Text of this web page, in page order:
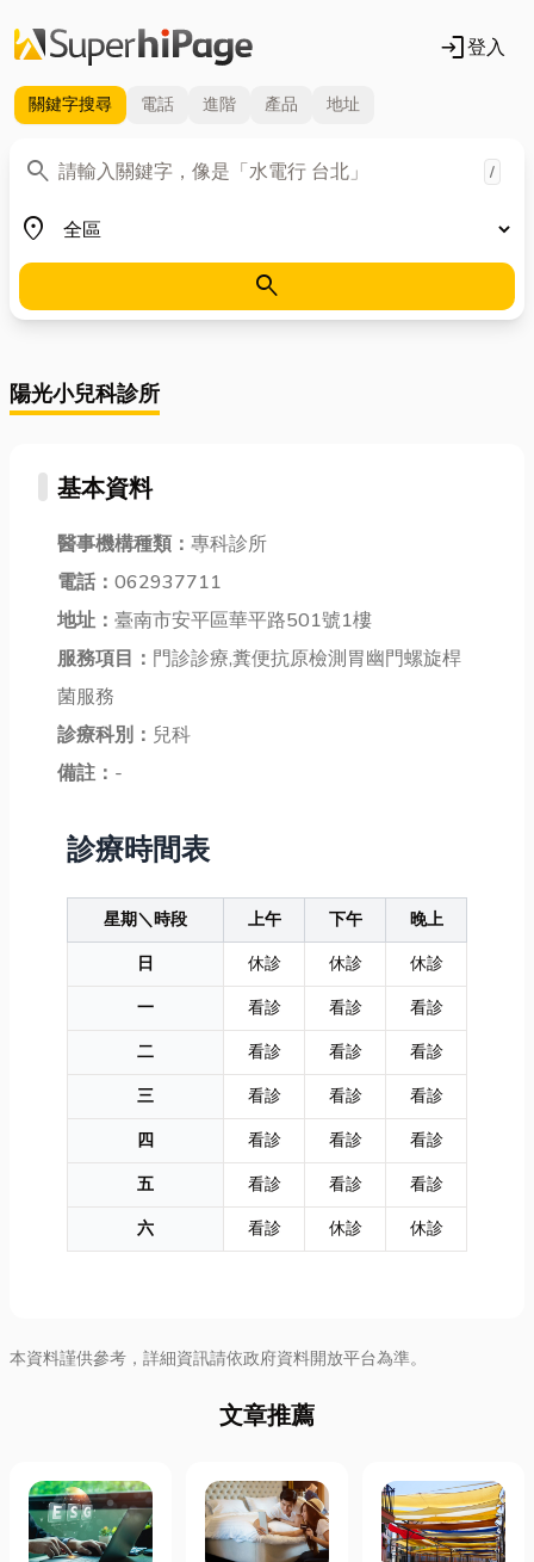
login登入
關鍵字搜尋 電話 進階 產品 地址
search
關鍵字 /
place
地區
search
陽光小兒科診所
基本資料
醫事機構種類： 專科診所
電話： 062937711
地址： 臺南市安平區華平路501號1樓
服務項目： 門診診療,糞便抗原檢測胃幽門螺旋桿
菌服務
診療科別： 兒科
備註： -
診療時間表
星期＼時段 上午 下午
晚上
日
休診 休診
休診
一
看診 看診
看診
二
看診 看診
看診
三
看診 看診
看診
四
看診 看診
看診
五
看診 看診
看診
六
看診 休診 休診
本資料謹供參考，詳細資訊請依政府資料開放平台為準。
文章推薦